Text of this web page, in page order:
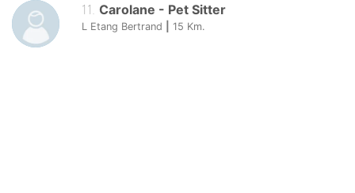
11 Carolane - Pet Sitter
L Etang Bertrand 15 Km.